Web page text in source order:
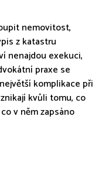
nemovitost,
z katastru
nenajdou exekuci,
praxe se
komplikace při
kvůli tomu, co
v něm zapsáno